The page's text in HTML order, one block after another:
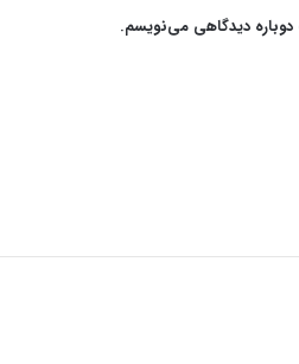
دوباره دیدگاهی می‌نویسم.